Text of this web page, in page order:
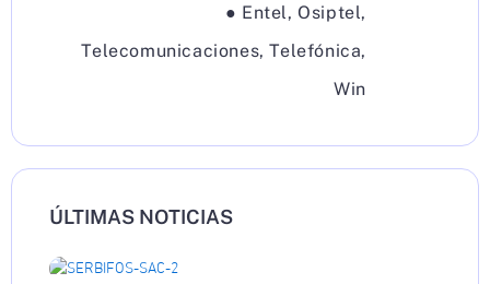
● Entel, Osiptel,
Telecomunicaciones,Telefónica,
Win
ÚLTIMAS NOTICIAS